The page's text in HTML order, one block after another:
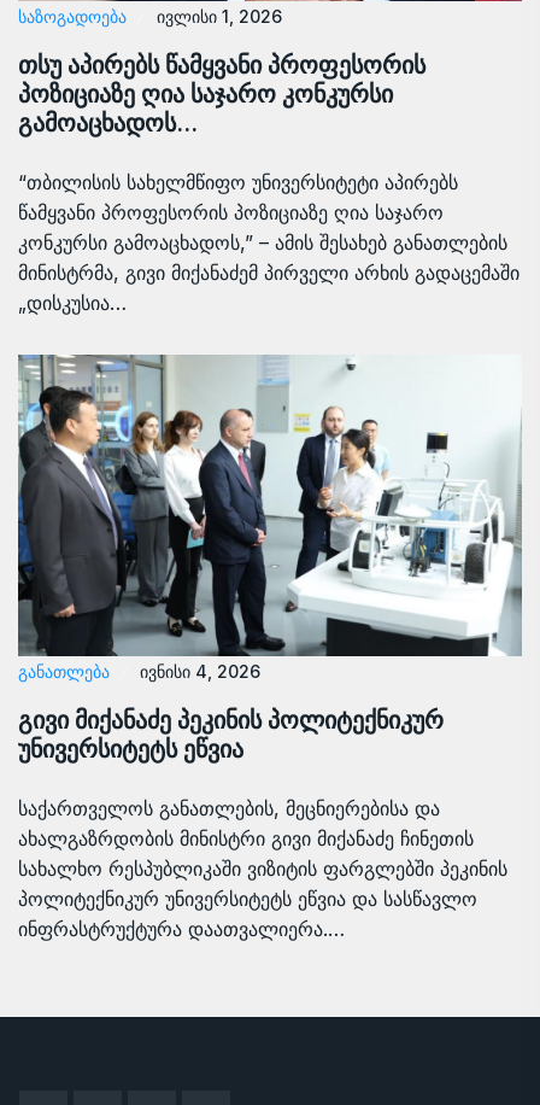
ᲡᲐᲖᲝᲒᲐᲓᲝᲔᲑᲐ ივლისი 1, 2026
თსუ აპირებს წამყვანი პროფესორის
პოზიციაზე ღია საჯარო კონკურსი
გამოაცხადოს…
“თბილისის სახელმწიფო უნივერსიტეტი აპირებს
წამყვანი პროფესორის პოზიციაზე ღია საჯარო
კონკურსი გამოაცხადოს,” – ამის შესახებ განათლების
მინისტრმა, გივი მიქანაძემ პირველი არხის გადაცემაში
„დისკუსია…
ᲒᲐᲜᲐᲗᲚᲔᲑᲐ ივნისი 4, 2026
გივი მიქანაძე პეკინის პოლიტექნიკურ
უნივერსიტეტს ეწვია
საქართველოს განათლების, მეცნიერებისა და
ახალგაზრდობის მინისტრი გივი მიქანაძე ჩინეთის
სახალხო რესპუბლიკაში ვიზიტის ფარგლებში პეკინის
პოლიტექნიკურ უნივერსიტეტს ეწვია და სასწავლო
ინფრასტრუქტურა დაათვალიერა.…